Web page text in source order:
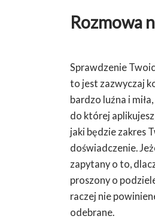
Rozmowa
Sprawdzenie
to jest zazwyczaj
bardzo luźna i
do której
jaki będzie zakres
doświadczenie.
zapytany o to,
proszony o
raczej nie
odebrane.